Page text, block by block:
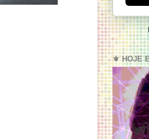
⚜️ HOJE